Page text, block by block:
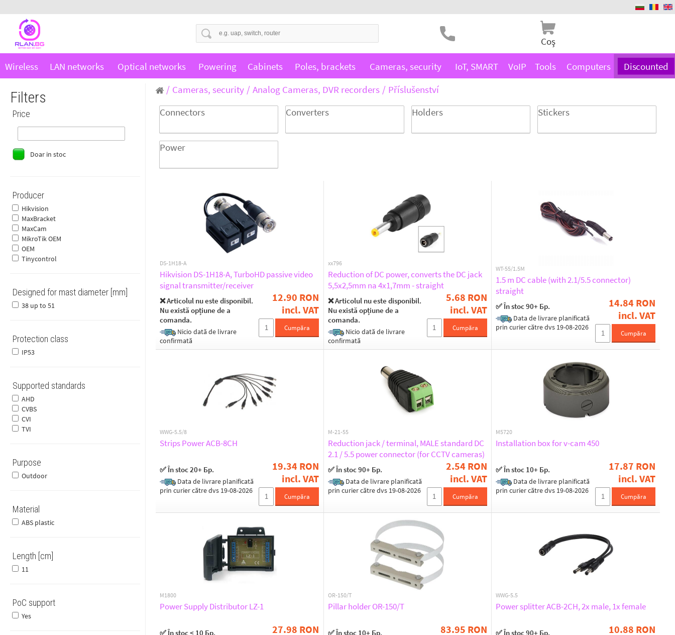
Coş
Wireless LAN networks Optical networks Powering Cabinets Poles, brackets Cameras, security IoT, SMART VoIP Tools Computers Discounted
Filters
Price
Doar in stoc
Producer
Hikvision
MaxBracket
MaxCam
MikroTik OEM
OEM
Tinycontrol
Designed for mast diameter [mm]
38 up to 51
Protection class
IP53
Supported standards
AHD
CVBS
CVI
TVI
Purpose
Outdoor
Material
ABS plastic
Length [cm]
11
PoC support
Yes
Cameras, security Analog Cameras, DVR recorders
Příslušenství
Connectors
Converters Holders Stickers
Power
DS-1H18-A
Hikvision DS-1H18-A, TurboHD passive video
signal transmitter/receiver
❌ Articolul nu este disponibil.
Nu există opțiune de a
comanda.
Nicio dată de livrare
confirmată
12.90 RON
incl. VAT
Cumpăra
xx796
Reduction of DC power, converts the DC jack
5,5x2,5mm na 4x1,7mm - straight
❌ Articolul nu este disponibil.
Nu există opțiune de a
comanda.
Nicio dată de livrare
confirmată
5.68 RON
incl. VAT
Cumpăra
WT-55/1.5M
1.5 m DC cable (with 2.1/5.5 connector)
straight
✅ În stoc 90+ Бр.
Data de livrare planificată
prin curier către dvs 19-08-2026
14.84 RON
incl. VAT
Cumpăra
WWG-5.5/8
Strips Power ACB-8CH
✅ În stoc 20+ Бр.
Data de livrare planificată
prin curier către dvs 19-08-2026
19.34 RON
incl. VAT
Cumpăra
M-21-55
Reduction jack / terminal, MALE standard DC
2.1 / 5.5 power connector (for CCTV cameras)
✅ În stoc 90+ Бр.
Data de livrare planificată
prin curier către dvs 19-08-2026
2.54 RON
incl. VAT
Cumpăra
M5720
Installation box for v-cam 450
✅ În stoc 10+ Бр.
Data de livrare planificată
prin curier către dvs 19-08-2026
17.87 RON
incl. VAT
Cumpăra
M1800
Power Supply Distributor LZ-1
✅ În stoc < 10 Бр.
27.98 RON
OR-150/T
Pillar holder OR-150/T
✅ În stoc 10+ Бр.
83.95 RON
WWG-5.5
Power splitter ACB-2CH, 2x male, 1x female
✅ În stoc 90+ Бр.
10.88 RON